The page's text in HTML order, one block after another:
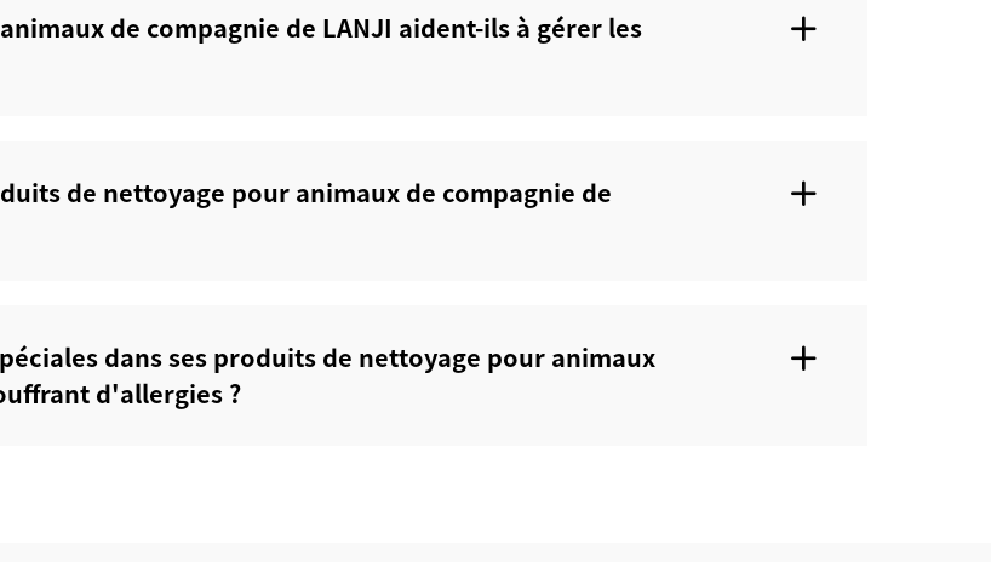
de compagnie de LANJI aident-ils à gérer les
de nettoyage pour animaux de compagnie de
dans ses produits de nettoyage pour animaux
d'allergies ?‌